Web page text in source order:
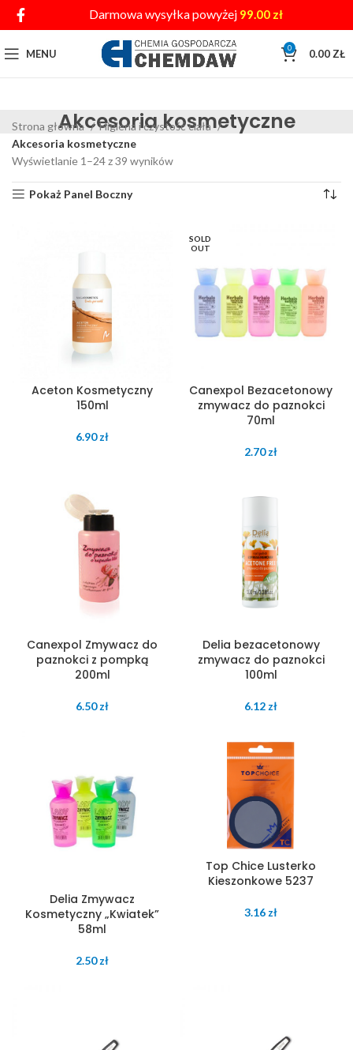
Darmowa wysyłka powyżej 99.00 zł
MENU 0 0.00 ZŁ
Akcesoria kosmetyczne
Strona główna
Higiena i czystość ciała
Akcesoria kosmetyczne
Wyświetlanie 1–24 z 39 wyników
Pokaż Panel Boczny
Aceton Kosmetyczny
150ml
6.90zł
SOLD
OUT
Canexpol Bezacetonowy
zmywacz do paznokci
70ml
2.70zł
Canexpol Zmywacz do
paznokci z pompką
200ml
6.50zł
Delia bezacetonowy
zmywacz do paznokci
100ml
6.12 zł
Delia Zmywacz
Kosmetyczny „Kwiatek”
58ml
2.50zł
Top Chice Lusterko
Kieszonkowe 5237
3.16 zł